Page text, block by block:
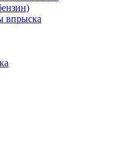
впрыска